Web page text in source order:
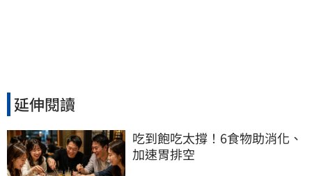
延伸閱讀
吃到飽吃太撐！6食物助消化、
加速胃排空